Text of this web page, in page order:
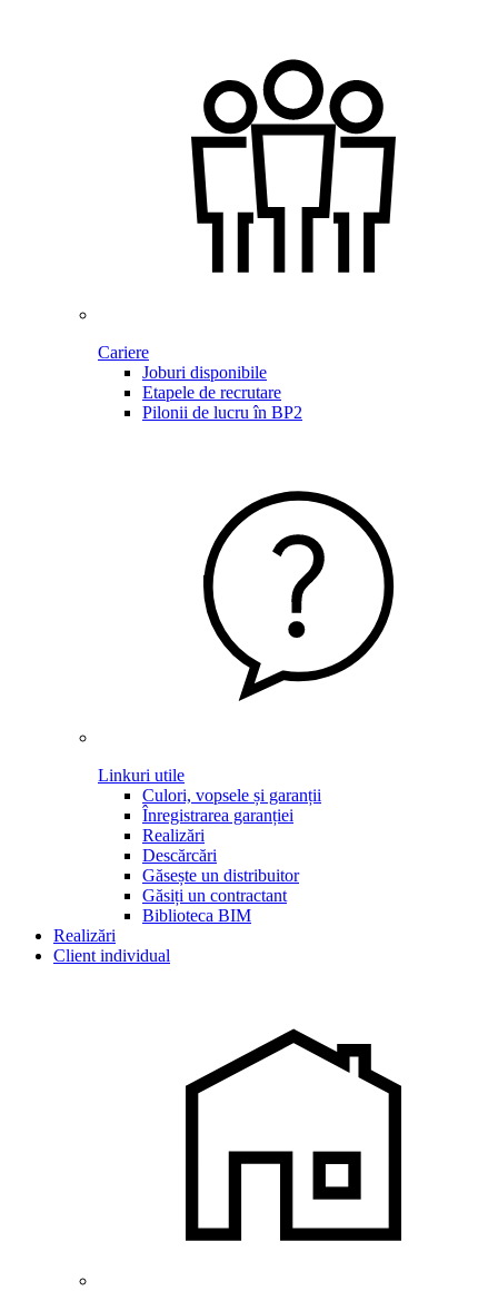
Cariere
Joburi disponibile
Etapele de recrutare
Pilonii de lucru în BP2
Linkuri utile
Culori, vopsele și garanții
Înregistrarea garanției
Realizări
Descărcări
Găsește un distribuitor
Găsiți un contractant
Biblioteca BIM
Realizări
Client individual